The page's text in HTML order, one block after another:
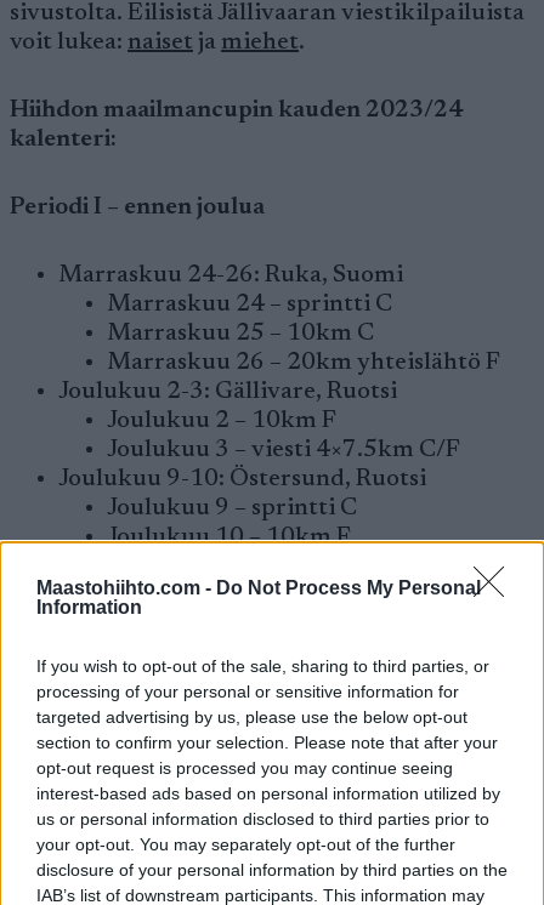
Maastohiihto.com - Do Not Process My Personal
Information
If you wish to opt-out of the sale, sharing to third parties, or
processing of your personal or sensitive information for
targeted advertising by us, please use the below opt-out
section to confirm your selection. Please note that after your
opt-out request is processed you may continue seeing
interest-based ads based on personal information utilized by
us or personal information disclosed to third parties prior to
your opt-out. You may separately opt-out of the further
disclosure of your personal information by third parties on the
IAB’s list of downstream participants. This information may
sivustolta. Eilisistä Jällivaaran viestikilpailuista
voit lukea: naiset ja miehet.
Hiihdon maailmancupin kauden 2023/24
kalenteri:
Periodi I – ennen joulua
Marraskuu 24-26: Ruka, Suomi
Marraskuu 24 – sprintti C
Marraskuu 25 – 10km C
Marraskuu 26 – 20km yhteislähtö F
Joulukuu 2-3: Gällivare, Ruotsi
Joulukuu 2 – 10km F
Joulukuu 3 – viesti 4×7.5km C/F
Joulukuu 9-10: Östersund, Ruotsi
Joulukuu 9 – sprintti C
Joulukuu 10 – 10km F
Joulukuu 15 – sprintti F
Joulukuu 17 – 10km C
Periodi II – Tour de Ski
Joulukuu 30: Toblach, Italia– sprintti F
Joulukuu 31: Toblach, Italia – 10km C
Tammikuu 1: Toblach, Italia – 25km takaa-
ajo F